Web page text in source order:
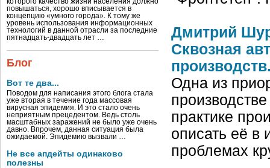
повышаться, хорошо вписывается в
концепцию «умного города». К тому же
уровень использования информационных
технологий в данной отрасли за последние
пятнадцать-двадцать лет …
Блог
Вот те два...
Поводом для написания этого блога стала
уже вторая в течение года массовая
вирусная эпидемия. И это стало очень
неприятным прецедентом. Ведь столь
масштабных заражений не было уже очень
давно. Впрочем, данная ситуация была
ожидаемой. Эпидемию вызвали …
Не все апдейты одинаково
полезны
Дмитрий
Сквозная
Одна из
практике
описать её в
проблемах